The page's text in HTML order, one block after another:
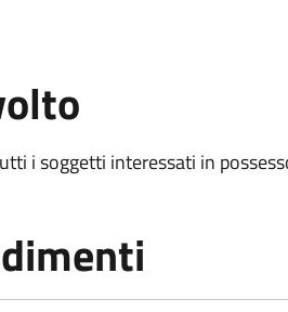
i soggetti interessati in